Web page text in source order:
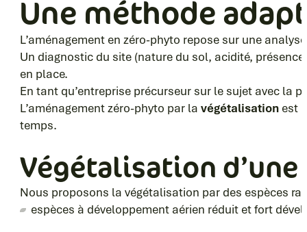
Une méthode
L’aménagement en zéro-phyto repose sur une
Un diagnostic du site (nature du sol, acidité,
en place.
En tant qu’entreprise précurseur sur le sujet avec la
L’aménagement zéro-phyto par lavégétalisation est
temps.
Végétalisation
Nous proposons la végétalisation par des espèces
espèces à développement aérien réduit et fort